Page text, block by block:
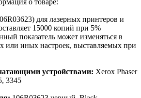
для лазерных принтеров и
15000 копий при 5%
показатель может изменяться в
или иных настроек, выставляемых при
устройствами: Xerox Phaser
3345